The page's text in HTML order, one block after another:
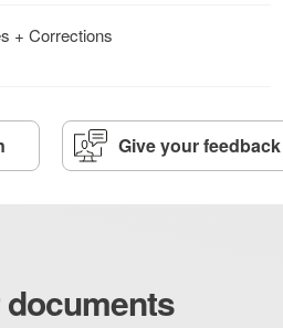
+ Corrections
Give your feedback